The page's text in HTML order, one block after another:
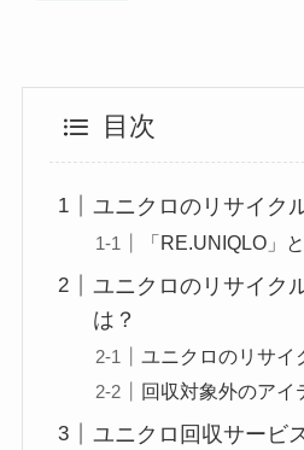
目次
ユニクロのリサイク
「RE.UNIQLO」
ユニクロのリサイク
は？
ユニクロのリサイ
回収対象外のアイ
ユニクロ回収サービ